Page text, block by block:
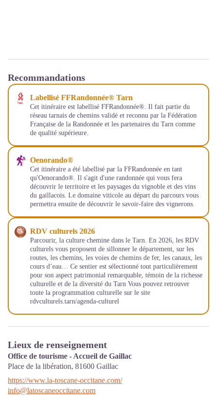
Recommandations
Labellisé FFRandonnée® Tarn
Cet itinéraire est labellisé FFRandonnée®. Il fait partie du
réseau tarnais de chemins validé et reconnu par la Fédération
Française de la Randonnée et les partenaires du Tarn comme
de qualité supérieure.
Oenorando®
Cet itinéraire a été labellisé par la FFRandonnée en tant
qu'Oenorando®. Il s'agit d'une randonnée qui vous fera
découvrir le territoire et les paysages du vignoble et des vins
du gaillacois. Le domaine viticole au départ du parcours vous
permettra ensuite de découvrir le savoir-faire des vignerons.
RDV culturels 2026
Parcourir, la culture chemine dans le Tarn. En 2026, les RDV
culturels vous proposent de sillonner le département, sur les
routes, les chemins, les voies de chemins de fer, les canaux, les
cours d’eau… Ce sentier est sélectionné tout particulièrement
pour son aspect patrimonial remarquable, témoin de la richesse
culturelle et de la diversité du Tarn Vous pouvez retrouver
toute la programmation culturelle sur le site
rdvculturels.tarn/agenda-culturel
Lieux de renseignement
Office de tourisme - Accueil de Gaillac
Place de la libération, 81600 Gaillac
https://www.la-toscane-occitane.com/
info@latoscaneoccitane.com